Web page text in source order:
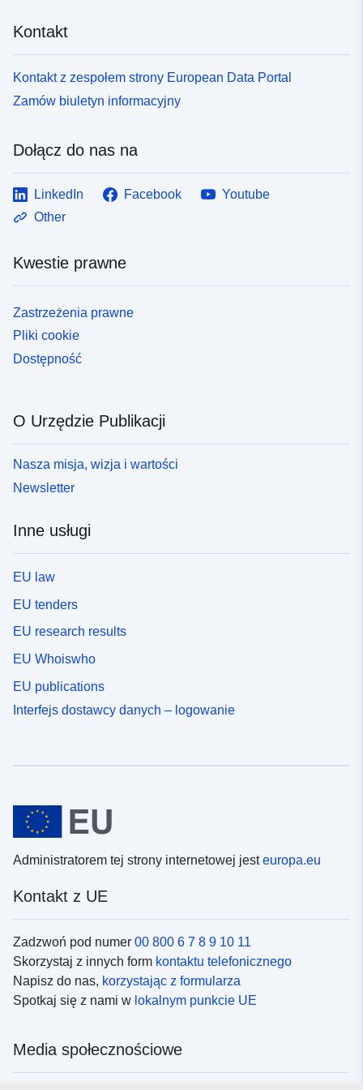
Kontakt
Kontakt z zespołem strony European Data Portal
Zamów biuletyn informacyjny
Dołącz do nas na
LinkedIn Facebook
Youtube
Other
Kwestie prawne
Zastrzeżenia prawne
Pliki cookie
Dostępność
O Urzędzie Publikacji
Nasza misja, wizja i wartości
Newsletter
Inne usługi
EU law
EU tenders
EU research results
EU Whoiswho
EU publications
Interfejs dostawcy danych – logowanie
Administratorem tej strony internetowej jesteuropa.eu
Kontakt z UE
Zadzwoń pod numer 00 800 6 7 8 9 10 11
Skorzystaj z innych form kontaktu telefonicznego
Napisz do nas, korzystając z formularza
Spotkaj się z nami w lokalnym punkcie UE
Media społecznościowe